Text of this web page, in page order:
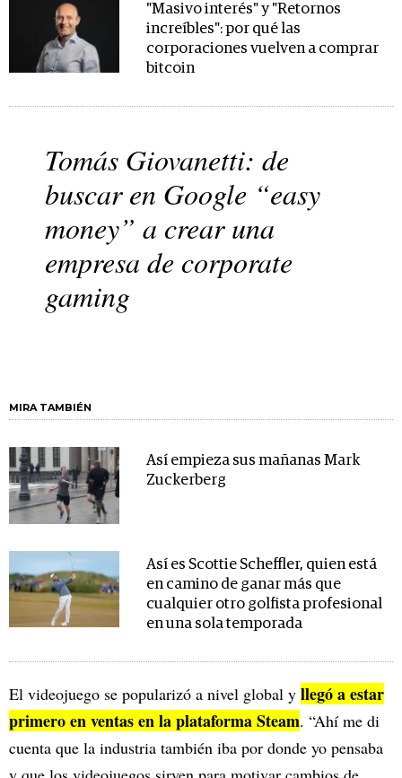
"Masivo interés" y "Retornos
increíbles": por qué las
corporaciones vuelven a comprar
bitcoin
Tomás Giovanetti: de
buscar en Google “easy
money” a crear una
empresa de corporate
gaming
MIRA TAMBIÉN
Así empieza sus mañanas Mark
Zuckerberg
Así es Scottie Scheffler, quien está
en camino de ganar más que
cualquier otro golfista profesional
en una sola temporada
El videojuego se popularizó a nivel global y llegó a estar
primero en ventas en la plataforma Steam. “Ahí me di
cuenta que la industria también iba por donde yo pensaba